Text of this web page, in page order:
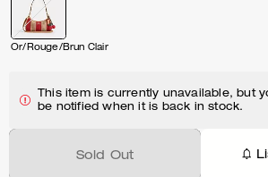
Or/Rouge/Brun Clair
This item is currently unavailable, but
be notified when it is back in stock.
Sold Out